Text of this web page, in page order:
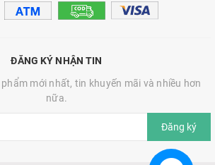
ĐĂNG KÝ NHẬN TIN
mới nhất, tin khuyến mãi và nhiều hơn
nữa.
Đăng ký